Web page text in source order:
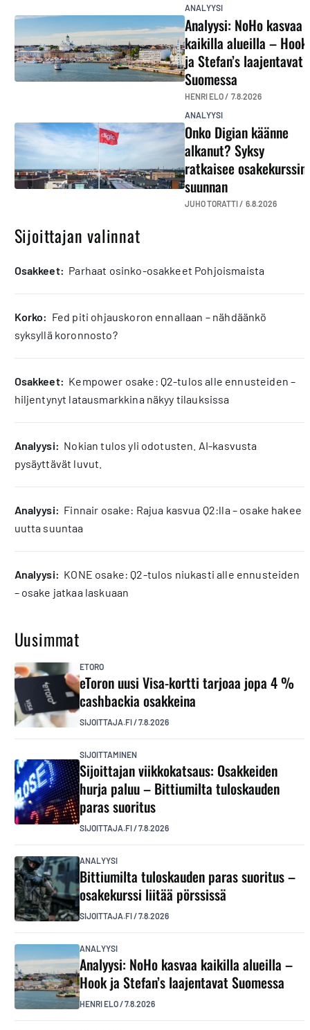
ANALYYSI
Analyysi: NoHo kasvaa
kaikilla alueilla – Hook
ja Stefan’s laajentavat
Suomessa
HENRI ELO / 7.8.2026
ANALYYSI
Onko Digian käänne
alkanut? Syksy
ratkaisee osakekurssin
suunnan
JUHO TORATTI / 6.8.2026
Sijoittajan valinnat
osakkeet: Parhaat osinko-osakkeet Pohjoismaista
korko: Fed piti ohjauskoron ennallaan – nähdäänkö
syksyllä koronnosto?
osakkeet: Kempower osake: Q2-tulos alle ennusteiden –
hiljentynyt latausmarkkina näkyy tilauksissa
analyysi: Nokian tulos yli odotusten. AI-kasvusta
pysäyttävät luvut.
analyysi: Finnair osake: Rajua kasvua Q2:lla – osake hakee
uutta suuntaa
analyysi: KONE osake: Q2-tulos niukasti alle ennusteiden
– osake jatkaa laskuaan
Uusimmat
ETORO
eToron uusi Visa-kortti tarjoaa jopa 4 %
cashbackia osakkeina
SIJOITTAJA.FI/7.8.2026
SIJOITTAMINEN
Sijoittajan viikkokatsaus: Osakkeiden
hurja paluu – Bittiumilta tuloskauden
paras suoritus
SIJOITTAJA.FI/7.8.2026
ANALYYSI
Bittiumilta tuloskauden paras suoritus –
osakekurssi liitää pörssissä
SIJOITTAJA.FI/7.8.2026
ANALYYSI
Analyysi: NoHo kasvaa kaikilla alueilla –
Hook ja Stefan’s laajentavat Suomessa
HENRI ELO/7.8.2026